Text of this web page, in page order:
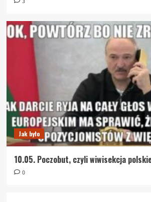
Jak było
10.05. Poczobut, czyli wiwisekcja
0